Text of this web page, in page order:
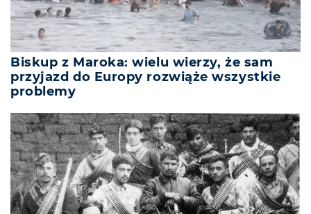
Biskup z Maroka: wielu wierzy, że sam
przyjazd do Europy rozwiąże wszystkie
problemy